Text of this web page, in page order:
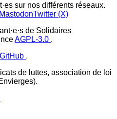
sur nos différents réseaux.
MastodonTwitter (X)
de Solidaires
AGPL-3.0 .
GitHub .
de luttes, association de loi